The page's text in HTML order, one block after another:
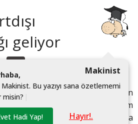
geliyor
Makinist
haba,
Makinist. Bu yazıyı sana özetlememi
misin?
Hadi Yap! Hayır!.
öncülüğünde, türk sanayiinin
amacıyla yeni bir tanıtım
makine sanayii, dünya